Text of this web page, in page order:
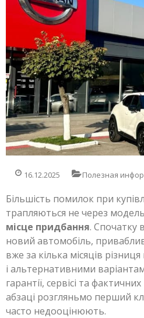
16.12.2025 Полезная
Більшість помилок при
трапляються не через
місце придбання. Спочатку
новий автомобіль,
вже за кілька місяців
і альтернативними
гарантії, сервісі та
абзаці розгляньмо перший
часто недооцінюють.